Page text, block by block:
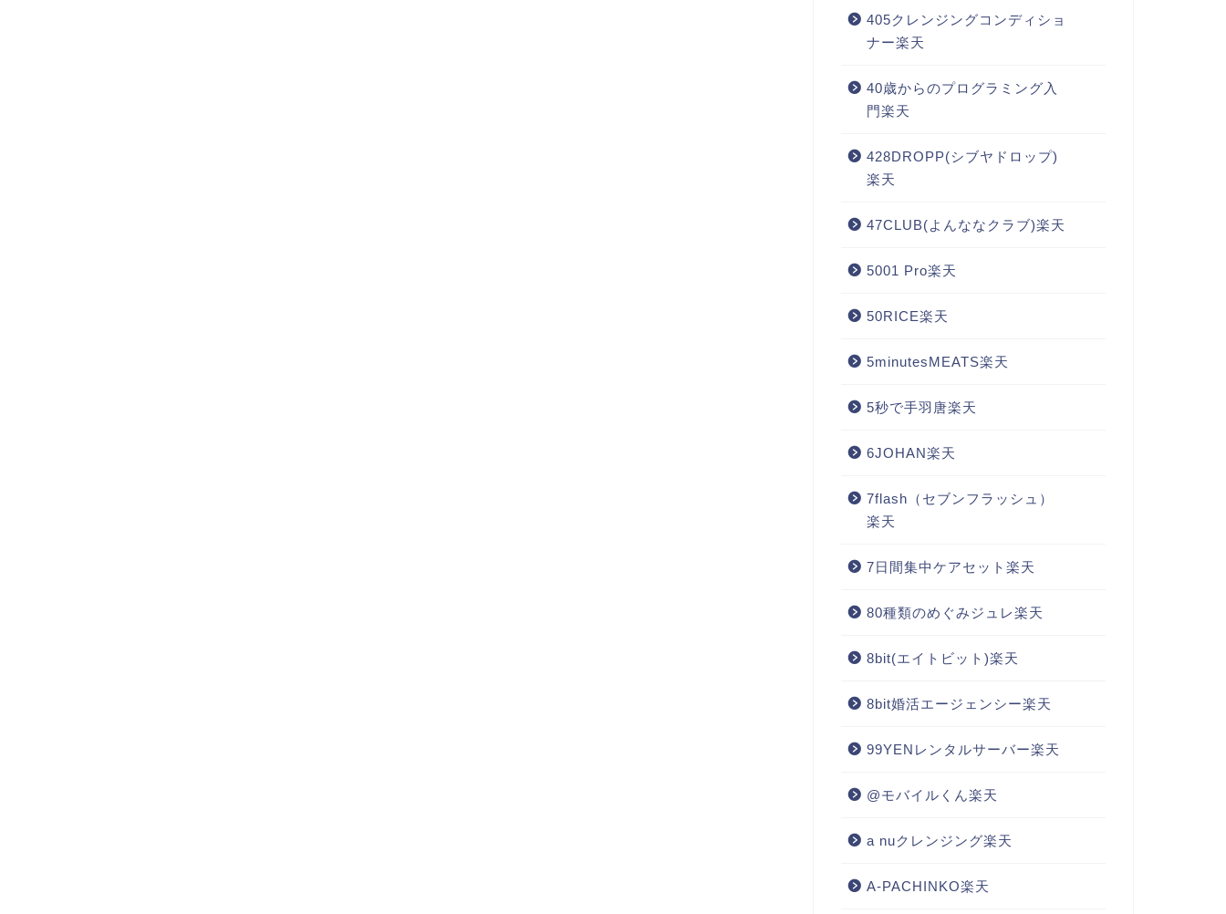
405クレンジングコンディショ
ナー楽天
40歳からのプログラミング入
門楽天
428DROPP(シブヤドロップ)
楽天
47CLUB(よんななクラブ)楽天
5001 Pro楽天
50RICE楽天
5minutesMEATS楽天
5秒で手羽唐楽天
6JOHAN楽天
7flash（セブンフラッシュ）
楽天
7日間集中ケアセット楽天
80種類のめぐみジュレ楽天
8bit(エイトビット)楽天
8bit婚活エージェンシー楽天
99YENレンタルサーバー楽天
@モバイルくん楽天
a nuクレンジング楽天
A-PACHINKO楽天